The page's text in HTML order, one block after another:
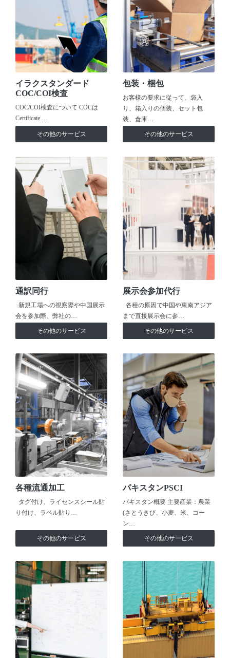
イラクスタンダード
COC/COI検査
COC/COI検査について COCは
Certificate …
その他のサービス
包装・梱包
お客様の要求に従って、袋入
り、箱入りの個装、セット包
装、倉庫…
その他のサービス
通訳同行
新規工場への視察際や中国展示
会を参加際、弊社の…
その他のサービス
展示会参加代行
各種の原因で中国や東南アジア
まで直接展示会に参…
その他のサービス
各種流通加工
タグ付け、ライセンスシール貼
り付け、ラベル貼り…
その他のサービス
パキスタンPSCI
パキスタン概要 主要産業：農業
(さとうきび、小麦、米、コー
ン…
その他のサービス